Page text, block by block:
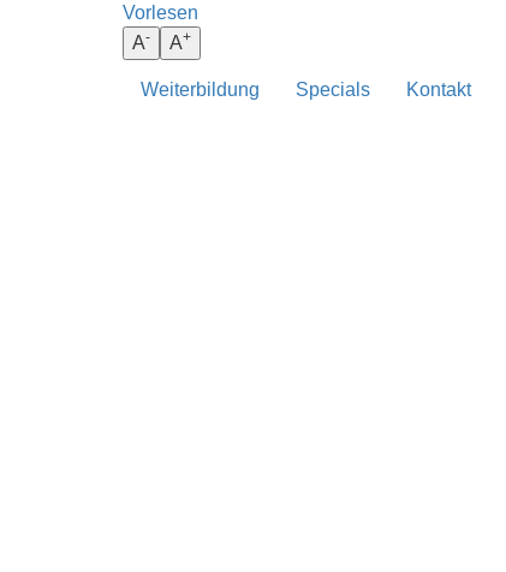
Vorlesen
A- A+
ANATOMIE
Weiterbildung Specials Kontakt